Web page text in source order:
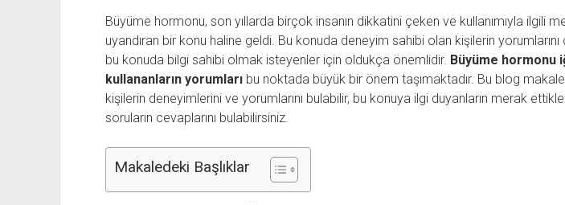
Büyüme hormonu, son yıllarda birçok insanın dikkatini çeken ve kullanımıyla ilgili
uyandıran bir konu haline geldi. Bu konuda deneyim sahibi olan kişilerin yorumlarını
bu konuda bilgi sahibi olmak isteyenler için oldukça önemlidir. Büyüme hormonu
kullananların yorumlarıbu noktada büyük bir önem taşımaktadır. Bu blog
kişilerin deneyimlerini ve yorumlarını bulabilir, bu konuya ilgi duyanların merak
soruların cevaplarını bulabilirsiniz.
Makaledeki Başlıklar